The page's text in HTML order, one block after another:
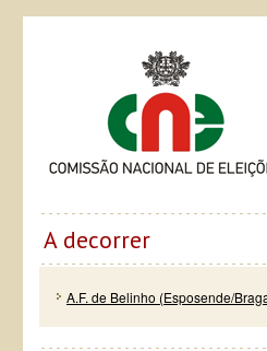
A decorrer
A.F. de Belinho (Esposende/